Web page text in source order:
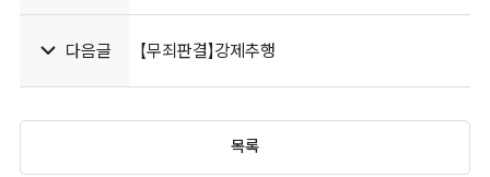
다음글 【무죄판결】강제추행
목록